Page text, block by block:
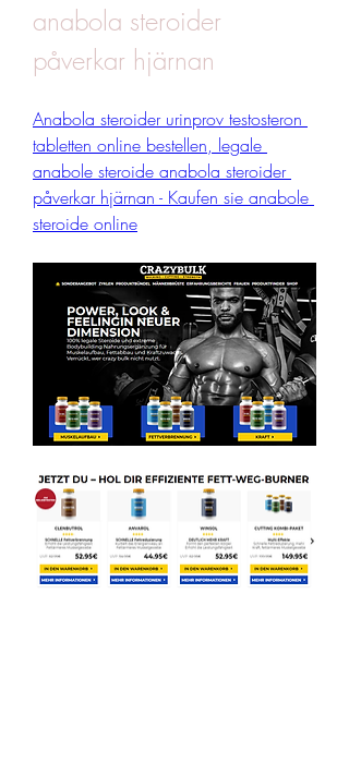
anabola steroider
påverkar hjärnan
Anabola steroider urinprov testosteron
tabletten online bestellen, legale
anabole steroide anabola steroider
påverkar hjärnan - Kaufen sie anabole
steroide online